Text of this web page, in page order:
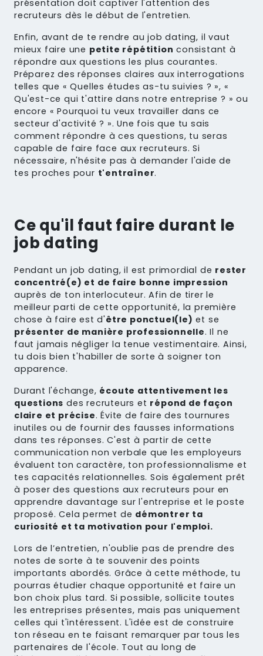
présentation doit captiver l'attention des
recruteurs dès le début de l'entretien.
Enfin, avant de te rendre au job dating, il vaut
mieux faire une petite répétition consistant à
répondre aux questions les plus courantes.
Préparez des réponses claires aux interrogations
telles que « Quelles études as-tu suivies ? », «
Qu'est-ce qui t'attire dans notre entreprise ? » ou
encore « Pourquoi tu veux travailler dans ce
secteur d'activité ? ». Une fois que tu sais
comment répondre à ces questions, tu seras
capable de faire face aux recruteurs. Si
nécessaire, n'hésite pas à demander l'aide de
tes proches pour t'entraîner.
Ce qu'il faut faire durant le
job dating
Pendant un job dating, il est primordial de rester
concentré(e) et de faire bonne impression
auprès de ton interlocuteur. Afin de tirer le
meilleur parti de cette opportunité, la première
chose à faire est d'être ponctuel(le) et se
présenter de manière professionnelle. Il ne
faut jamais négliger la tenue vestimentaire. Ainsi,
tu dois bien t'habiller de sorte à soigner ton
apparence.
Durant l'échange, écoute attentivement les
questions des recruteurs et répond de façon
claire et précise. Évite de faire des tournures
inutiles ou de fournir des fausses informations
dans tes réponses. C'est à partir de cette
communication non verbale que les employeurs
évaluent ton caractère, ton professionnalisme et
tes capacités relationnelles. Sois également prêt
à poser des questions aux recruteurs pour en
apprendre davantage sur l'entreprise et le poste
proposé. Cela permet de démontrer ta
curiosité et ta motivation pour l'emploi.
Lors de l’entretien, n'oublie pas de prendre des
notes de sorte à te souvenir des points
importants abordés. Grâce à cette méthode, tu
pourras étudier chaque opportunité et faire un
bon choix plus tard. Si possible,sollicite toutes
les entreprises présentes, mais pas uniquement
celles qui t'intéressent. L'idée est de construire
ton réseau en te faisant remarquer par tous les
partenaires de l'école. Tout au long de